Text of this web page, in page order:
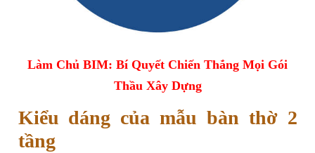
Làm Chủ BIM: Bí Quyết Chiến Thắng Mọi Gói
Thầu Xây Dựng
Kiểu dáng của mẫu bàn thờ 2
tầng